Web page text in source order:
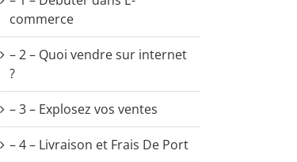
commerce
– 2 – Quoi vendre sur internet
?
– 3 – Explosez vos ventes
– 4 – Livraison et Frais De Port